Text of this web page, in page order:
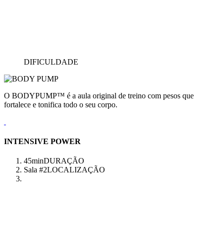
DIFICULDADE
O BODYPUMP™ é a aula original de treino com pesos que
fortalece e tonifica todo o seu corpo.
INTENSIVE POWER
45minDURAÇÃO
Sala #2LOCALIZAÇÃO